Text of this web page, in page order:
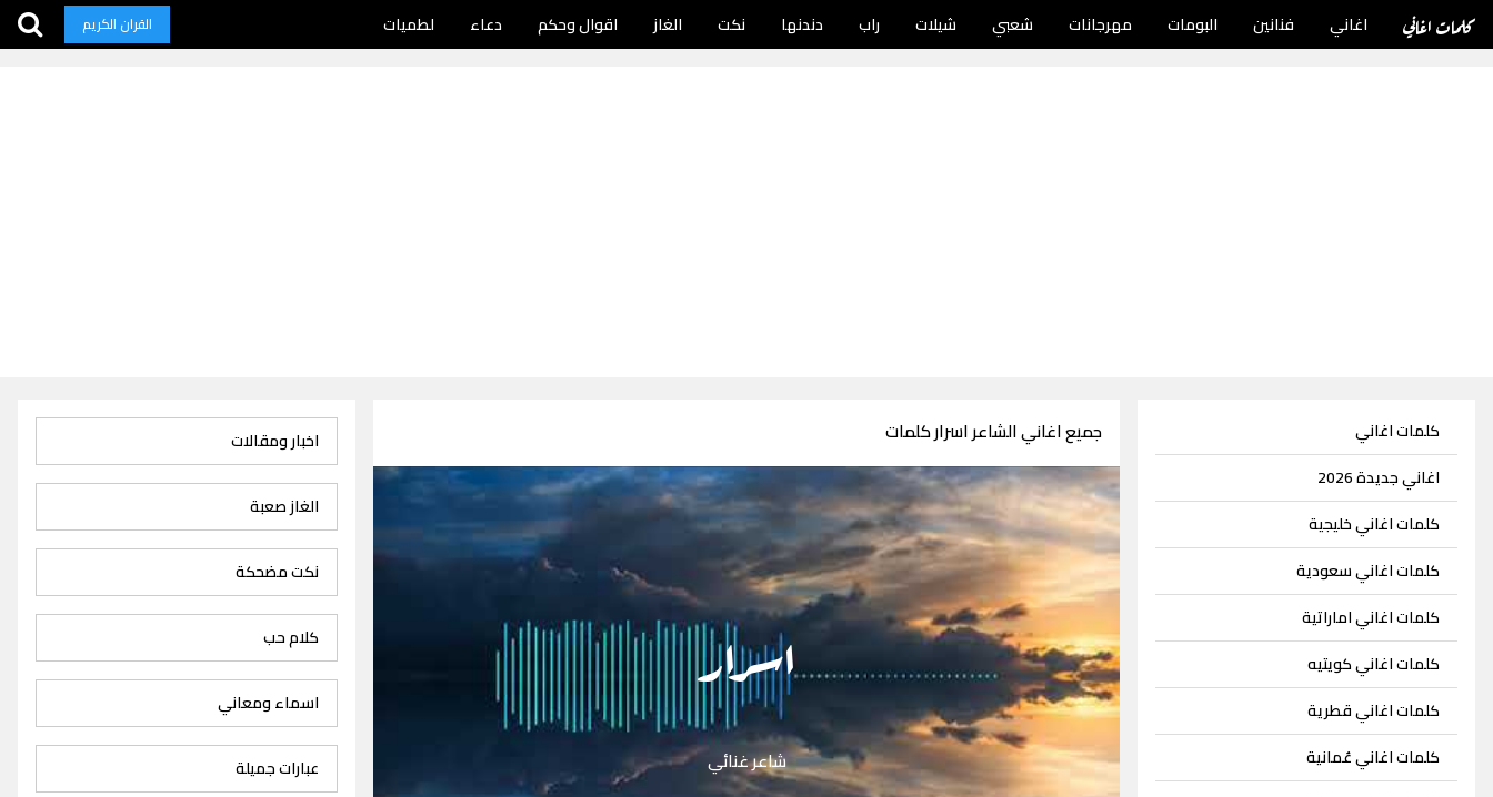
كلمات اغاني اغاني فنانين البومات مهرجانات شعبي شيلات راب دندنها نكت الغاز اقوال وحكم دعاء لطميات القران الكريم
كلمات اغاني
اغاني جديدة 2026
كلمات اغاني خليجية
كلمات اغاني سعودية
كلمات اغاني اماراتية
كلمات اغاني كويتيه
كلمات اغاني قطرية
كلمات اغاني عُمانية
جميع اغاني الشاعر اسرار كلمات
اسرار
شاعر غنائي
اخبار ومقالات
الغاز صعبة
نكت مضحكة
كلام حب
اسماء ومعاني
عبارات جميلة